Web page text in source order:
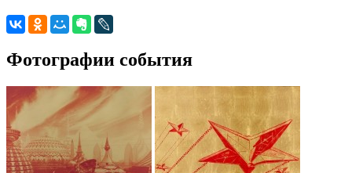
Фотографии события